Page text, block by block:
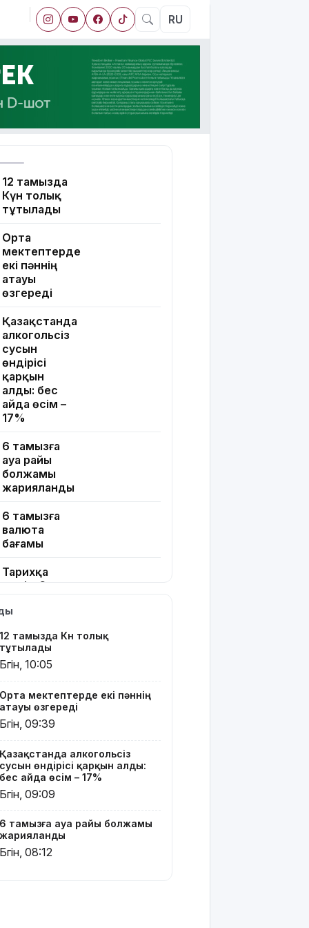
RU
12 тамызда
Күн толық
тұтылады
Орта
мектептерде
екі пәннің
атауы
өзгереді
Қазақстанда
алкогольсіз
сусын
өндірісі
қарқын
алды: бес
айда өсім –
17%
6 тамызға
ауа райы
болжамы
жарияланды
6 тамызға
валюта
бағамы
Тарихқа
мәлім 6
педагог
ChatGPT
Edu
тегін
пайдалана
алады –
партиясының
кандидаты
Димаш
жаңа
әлемдік
жобасын
12 тамызда Күн толық
тұтылады
Бүгін, 10:05
Орта мектептерде екі пәннің
атауы өзгереді
Бүгін, 09:39
Қазақстанда алкогольсіз
сусын өндірісі қарқын алды:
бес айда өсім – 17%
Бүгін, 09:09
6 тамызға ауа райы болжамы
жарияланды
Бүгін, 08:12